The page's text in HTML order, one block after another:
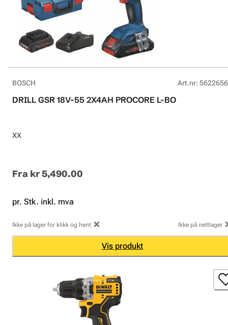
BOSCH Art.nr:
DRILL GSR 18V-55 2X4AH PROCORE L-BO
XX
Fra kr 5,490.00
pr. Stk. inkl. mva
Ikke på lager for klikk og hent Ikke på nettlager
Vis produkt